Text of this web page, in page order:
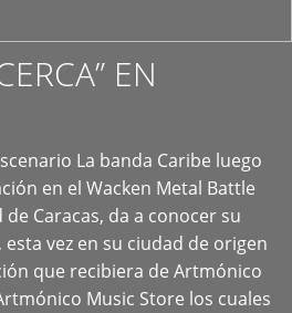
EN
La banda Caribe luego
en el Wacken Metal Battle
Caracas, da a conocer su
vez en su ciudad de origen
que recibiera de Artmónico
Music Store los cuales
+